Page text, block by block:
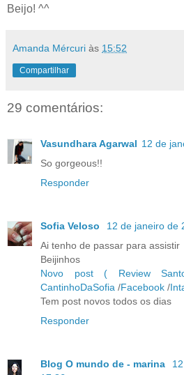
Beijo! ^^
Amanda Mércuri às 15:52
Compartilhar
29 comentários:
Vasundhara Agarwal 12 de
So gorgeous!!
Responder
Sofia Veloso
12 de janeiro de
Ai tenho de passar para assistir
Beijinhos
Novo post ( Review
CantinhoDaSofia /Facebook /
Tem post novos todos os dias
Responder
Blog O mundo de - marina